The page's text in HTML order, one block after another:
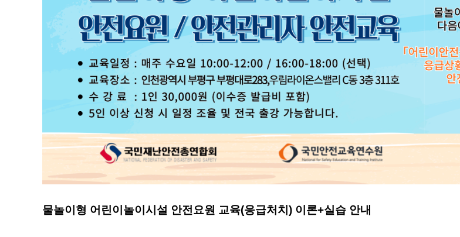
물놀이형 어린이놀이시설 안전요원 교육(응급처치) 이론+실습 안내